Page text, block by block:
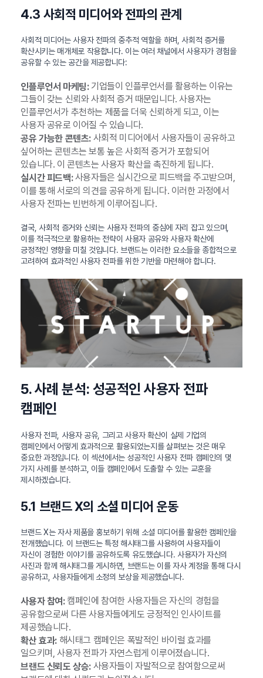
4.3 사회적 미디어와 전파의 관계
사회적 미디어는 사용자 전파의 중추적 역할을 하며, 사회적 증거를
확산시키는 매개체로 작용합니다. 이는 여러 채널에서 사용자가 경험을
공유할 수 있는 공간을 제공합니다:
인플루언서 마케팅:기업들이 인플루언서를 활용하는 이유는
그들이 갖는 신뢰와 사회적 증거 때문입니다. 사용자는
인플루언서가 추천하는 제품을 더욱 신뢰하게 되고, 이는
사용자 공유로 이어질 수 있습니다.
공유 가능한 콘텐츠:사회적 미디어에서 사용자들이 공유하고
싶어하는 콘텐츠는 보통 높은 사회적 증거가 포함되어
있습니다. 이 콘텐츠는 사용자 확산을 촉진하게 됩니다.
실시간 피드백:사용자들은 실시간으로 피드백을 주고받으며,
이를 통해 서로의 의견을 공유하게 됩니다. 이러한 과정에서
사용자 전파는 빈번하게 이루어집니다.
결국, 사회적 증거와 신뢰는 사용자 전파의 중심에 자리 잡고 있으며,
이를 적극적으로 활용하는 전략이 사용자 공유와 사용자 확산에
긍정적인 영향을 미칠 것입니다. 브랜드는 이러한 요소들을 종합적으로
고려하여 효과적인 사용자 전파를 위한 기반을 마련해야 합니다.
5. 사례 분석: 성공적인 사용자 전파
캠페인
사용자 전파, 사용자 공유, 그리고 사용자 확산이 실제 기업의
캠페인에서 어떻게 효과적으로 활용되었는지를 살펴보는 것은 매우
중요한 과정입니다. 이 섹션에서는 성공적인 사용자 전파 캠페인의 몇
가지 사례를 분석하고, 이들 캠페인에서 도출할 수 있는 교훈을
제시하겠습니다.
5.1 브랜드 X의 소셜 미디어 운동
브랜드 X는 자사 제품을 홍보하기 위해 소셜 미디어를 활용한 캠페인을
전개했습니다. 이 브랜드는 특정 해시태그를 사용하여 사용자들이
자신이 경험한 이야기를 공유하도록 유도했습니다. 사용자가 자신의
사진과 함께 해시태그를 게시하면, 브랜드는 이를 자사 계정을 통해 다시
공유하고, 사용자들에게 소정의 보상을 제공했습니다.
사용자 참여:캠페인에 참여한 사용자들은 자신의 경험을
공유함으로써 다른 사용자들에게도 긍정적인 인사이트를
제공했습니다.
확산 효과:해시태그 캠페인은 폭발적인 바이럴 효과를
일으키며, 사용자 전파가 자연스럽게 이루어졌습니다.
브랜드 신뢰도 상승:사용자들이 자발적으로 참여함으로써